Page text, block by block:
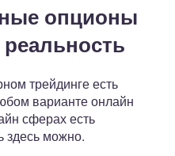
опционы
трейдинге есть
варианте онлайн
сферах есть
здесь можно.